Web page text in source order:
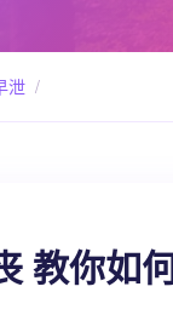
泄 /
教你如